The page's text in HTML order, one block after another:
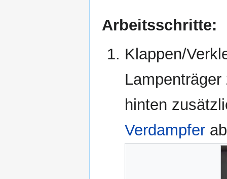
Arbeitsschritte:
Klappen/
hinten
Verdampfer